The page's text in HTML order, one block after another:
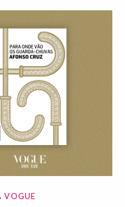
VOGUE